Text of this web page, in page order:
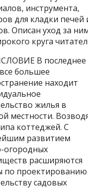
инструмента,
для кладки печей
Описан уход за
круга
В последнее
большее
находит
жилья в
местности.
коттеджей. С
развитием
огородных
расширяются
по
садовых